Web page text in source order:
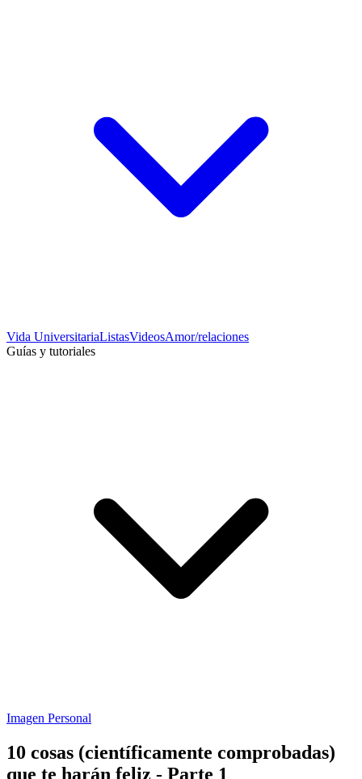
Vida UniversitariaListasVideosAmor/relaciones
Guías y tutoriales
Imagen Personal
10 cosas (científicamente comprobadas)
que te harán feliz - Parte 1